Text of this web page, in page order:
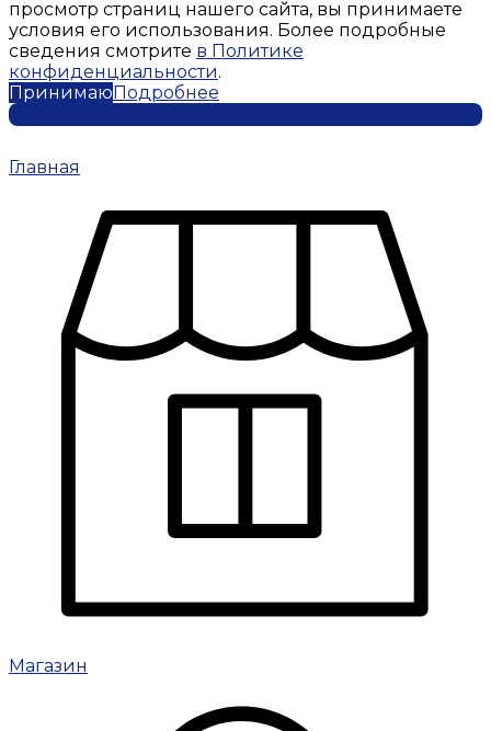
просмотр страниц нашего сайта, вы принимаете
условия его использования. Более подробные
сведения смотрите в Политике
конфиденциальности.
ПринимаюПодробнее
Главная
Магазин